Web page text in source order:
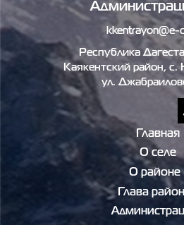
kkentrayon@e-
Республика
Каякентский район, c.
ул.
Главная
О селе
О районе
Глава